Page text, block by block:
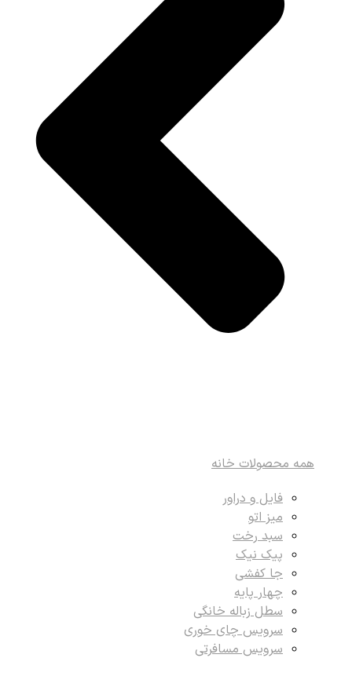
همه محصولات خانه
فایل و دراور
میز اتو
سبد رخت
پیک نیک
جا کفشی
چهار پایه
سطل زباله خانگی
سرویس چای خوری
سرویس مسافرتی